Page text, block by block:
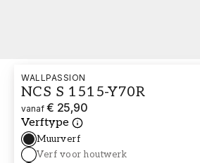
WALLPASSION
NCS S 1515-Y70R
vanaf € 25,90
Verftype
Muurverf
Verf voor houtwerk